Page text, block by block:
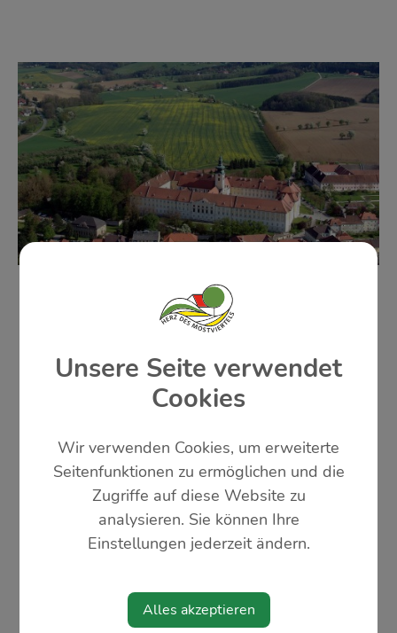
Fotocredit Walter Infanger
Unsere Seite verwendet
Cookies
Wir verwenden Cookies, um erweiterte
Seitenfunktionen zu ermöglichen und die
Zugriffe auf diese Website zu
analysieren. Sie können Ihre
Einstellungen jederzeit ändern.
Alles akzeptieren